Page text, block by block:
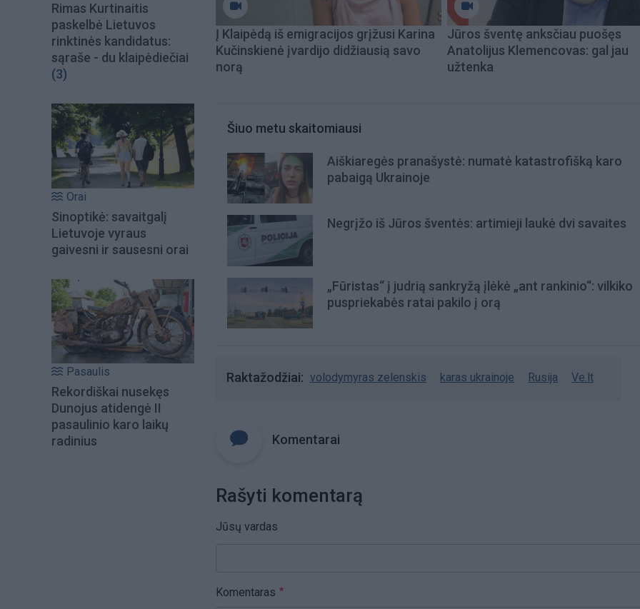
Rimas Kurtinaitis
paskelbė Lietuvos
rinktinės kandidatus:
sąraše - du klaipėdiečiai
(3)
Orai
Sinoptikė: savaitgalį
Lietuvoje vyraus
gaivesni ir sausesni orai
Pasaulis
Rekordiškai nusekęs
Dunojus atidengė II
pasaulinio karo laikų
radinius
Į Klaipėdą iš emigracijos grįžusi Karina
Kučinskienė įvardijo didžiausią savo
norą
Jūros šventę anksčiau puošęs
Anatolijus Klemencovas: gal jau
užtenka
Šiuo metu skaitomiausi
Aiškiaregės pranašystė: numatė katastrofišką karo
pabaigą Ukrainoje
Negrįžo iš Jūros šventės: artimieji laukė dvi savaites
„Fūristas“ į judrią sankryžą įlėkė „ant rankinio“: vilkiko
puspriekabės ratai pakilo į orą
Raktažodžiai volodymyras zelenskis karas ukrainoje Rusija Ve.lt
Komentarai
Rašyti komentarą
Jūsų vardas
Komentaras